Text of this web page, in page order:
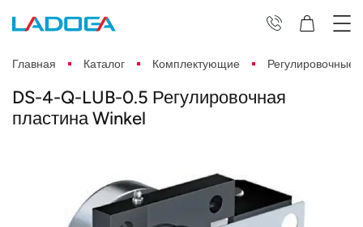
Главная Каталог Комплектующие Регулировочные
DS-4-Q-LUB-0.5 Регулировочная
пластина Winkel